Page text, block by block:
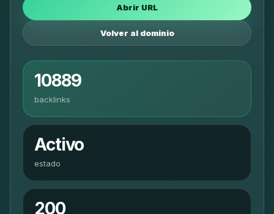
Abrir URL
Volver al dominio
10889
backlinks
Activo
estado
200